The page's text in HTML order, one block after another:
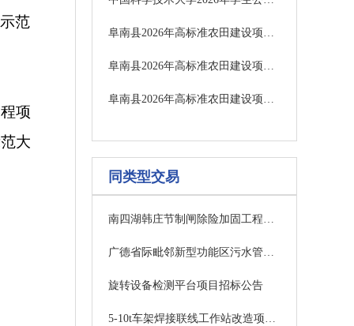
范
项
大
阜南县2026年高标准农田建设项目（施工三标、四标）招标公告（评定分离）
阜南县2026年高标准农田建设项目（施工三标、四标）招标公告（评定分离）
阜南县2026年高标准农田建设项目（施工一标、二标）招标公告（评定分离）
同类型交易
南四湖韩庄节制闸除险加固工程关键技术研究招标公告
广德省际毗邻新型功能区污水管网治理工程项目-南外环及周边污水管网更新改造项目中标候选人公示
旋转设备检测平台项目招标公告
5-10t车架焊接联线工作站改造项目（二次）采购结果公告